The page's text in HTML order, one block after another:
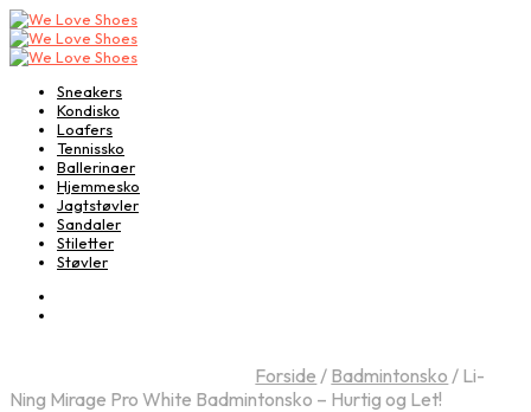
Sneakers
Kondisko
Loafers
Tennissko
Ballerinaer
Hjemmesko
Jagtstøvler
Sandaler
Stiletter
Støvler
Forside / Badmintonsko / Li-
Ning Mirage Pro White Badmintonsko – Hurtig og Let!